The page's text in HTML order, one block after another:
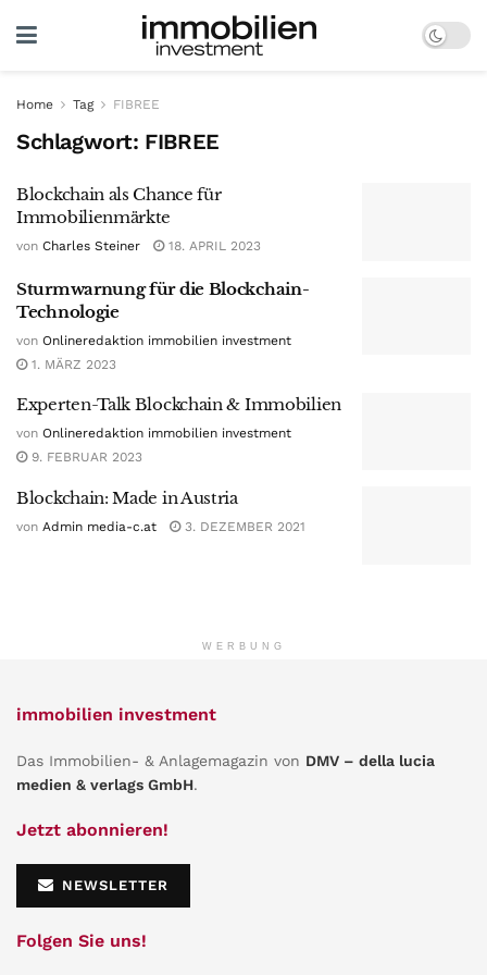
Home Tag FIBREE
Schlagwort: FIBREE
Blockchain als Chance für
Immobilienmärkte
von Charles Steiner 18. APRIL 2023
Sturmwarnung für die Blockchain-
Technologie
von Onlineredaktion immobilien investment
1. MÄRZ 2023
Experten-Talk Blockchain & Immobilien
von Onlineredaktion immobilien investment
9. FEBRUAR 2023
Blockchain: Made in Austria
von Admin media-c.at 3. DEZEMBER 2021
WERBUNG
immobilien investment
Das Immobilien- & Anlagemagazin von DMV – della lucia
medien & verlags GmbH.
Jetzt abonnieren!
NEWSLETTER
Folgen Sie uns!